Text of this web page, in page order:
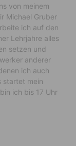
von meinem
Michael Gruber
ich auf den
Lehrjahre alles
setzen und
anderer
ich auch
startet mein
ich bis 17 Uhr